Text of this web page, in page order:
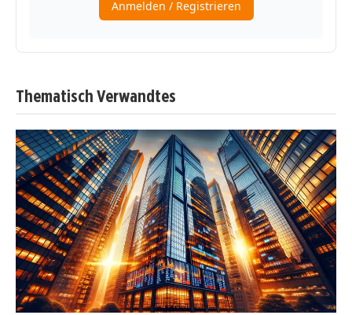
Thematisch Verwandtes